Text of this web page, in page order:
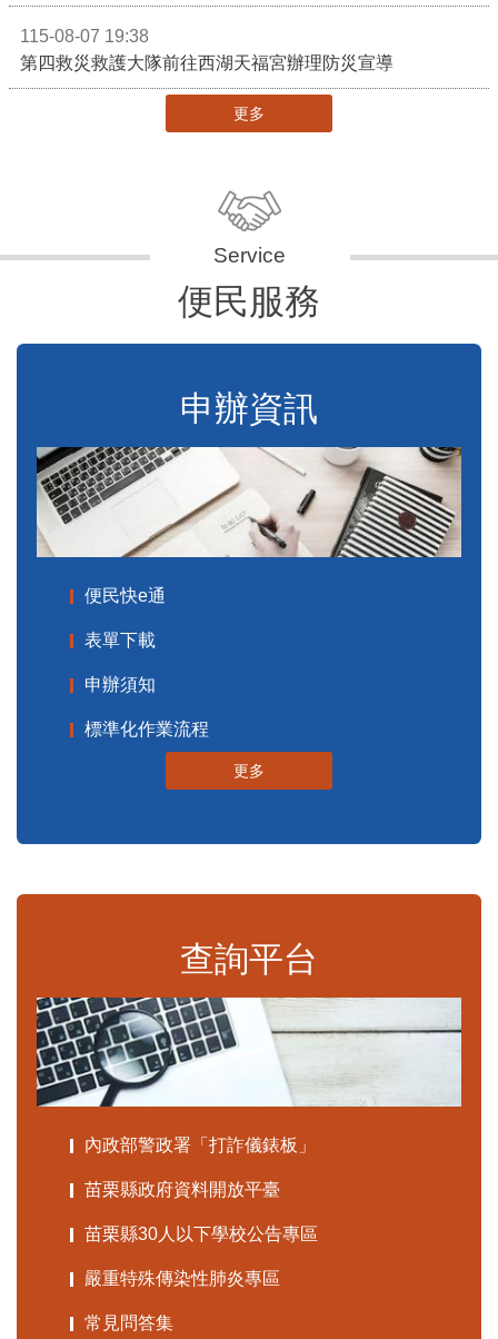
115-08-07 19:38
第四救災救護大隊前往西湖天福宮辦理防災宣導
更多
便民服務
申辦資訊
便民快e通
表單下載
申辦須知
標準化作業流程
更多
查詢平台
內政部警政署「打詐儀錶板」
苗栗縣政府資料開放平臺
苗栗縣30人以下學校公告專區
嚴重特殊傳染性肺炎專區
常見問答集